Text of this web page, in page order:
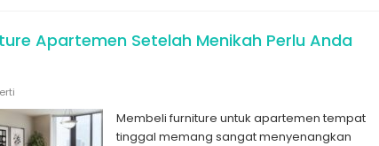
Apartemen Setelah Menikah Perlu Anda
Membeli furniture untuk apartemen tempat
tinggal memang sangat menyenangkan